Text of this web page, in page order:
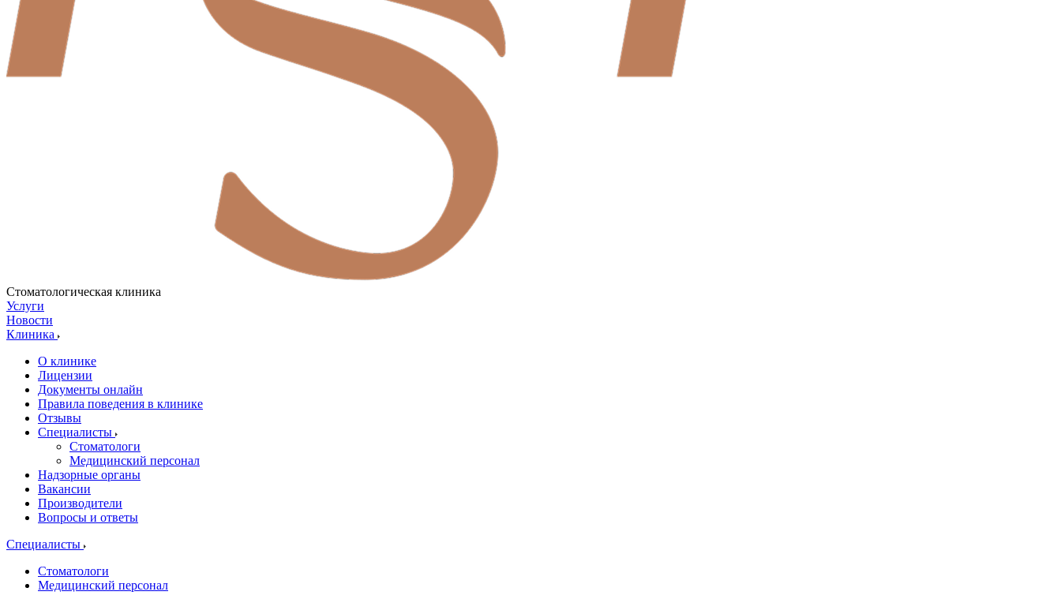
Стоматологическая клиника
Услуги
Новости
Клиника
О клинике
Лицензии
Документы онлайн
Правила поведения в клинике
Отзывы
Специалисты
Стоматологи
Медицинский персонал
Надзорные органы
Вакансии
Производители
Вопросы и ответы
Специалисты
Стоматологи
Медицинский персонал